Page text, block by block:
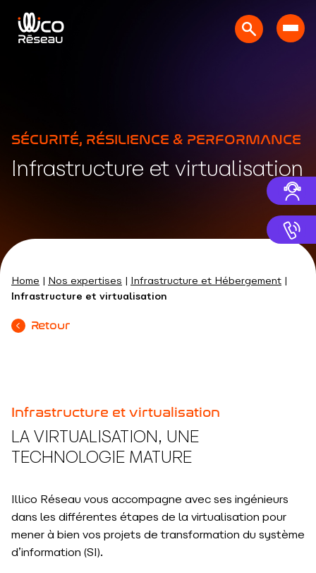
SÉCURITÉ, RÉSILIENCE & PERFORMANCE
Infrastructure et virtualisation
Home | Nos expertises | Infrastructure et Hébergement |
Infrastructure et virtualisation
Retour
Infrastructure et virtualisation
LA VIRTUALISATION, UNE
TECHNOLOGIE MATURE
Illico Réseau vous accompagne avec ses ingénieurs
dans les différentes étapes de la virtualisation pour
mener à bien vos projets de transformation du système
d’information (SI).